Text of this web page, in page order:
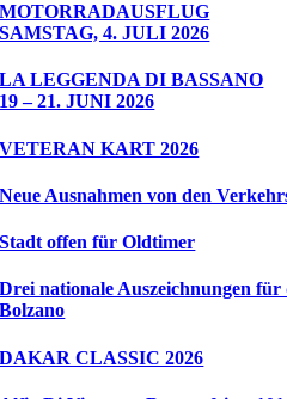
MOTORRADAUSFLUG
SAMSTAG, 4. JULI 2026
LA LEGGENDA DI BASSANO
19 – 21. JUNI 2026
VETERAN KART 2026
Neue Ausnahmen von den
Stadt offen für Oldtimer
Drei nationale Auszeichnungen
Bolzano
DAKAR CLASSIC 2026